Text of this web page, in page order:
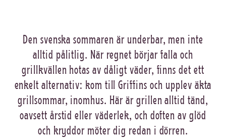
Den svenska sommaren är underbar, men inte
alltid pålitlig. När regnet börjar falla och
grillkvällen hotas av dåligt väder, finns det ett
enkelt alternativ: kom till Griffins och upplev äkta
grillsommar, inomhus. Här är grillen alltid tänd,
oavsett årstid eller väderlek, och doften av glöd
och kryddor möter dig redan i dörren.